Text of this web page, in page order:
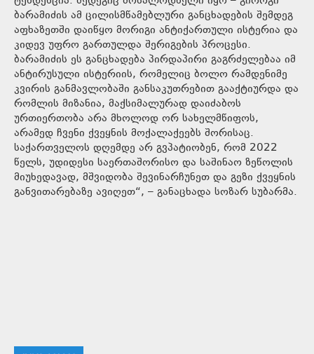
ბარამიძის ამ ცილისმწამებლური განცხადების შემდეგ
აფხაზეთში დაიწყო მორიგი ანტიქართული ისტერია და
კიდევ უფრო გართულდა შერიგების პროცესი.
ბარამიძის ეს განცხადება პირდაპირი გაგრძელებაა იმ
ანტირუსული ისტერიის, რომელიც ბოლო რამდენიმე
კვირის განმავლობაში განსაკუთრებით გააქტიურდა და
რომლის მიზანია, მაქსიმალურად დაიძაბოს
ურთიერთობა არა მხოლოდ ორ სახელმწიფოს,
არამედ ჩვენი ქვეყნის მოქალაქეებს შორისაც.
საქართველოს დღემდე არ გვპატიობენ, რომ 2022
წელს, უდიდესი საერთაშორისო და საშინაო ზეწოლის
მიუხედავად, მშვიდობა შევინარჩუნეთ და გეზი ქვეყნის
განვითარებაზე ავიღეთ“, – განაცხადა სოზარ სუბარმა.